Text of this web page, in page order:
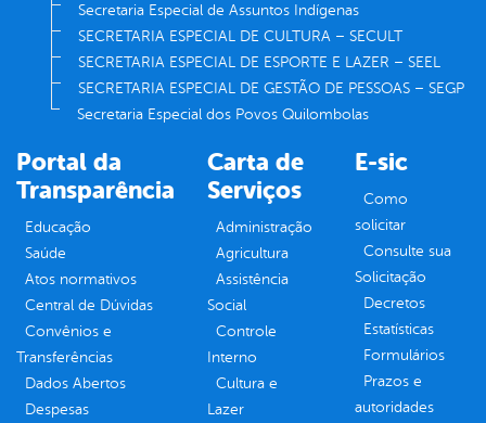
Secretaria Especial de Assuntos Indígenas
SECRETARIA ESPECIAL DE CULTURA – SECULT
SECRETARIA ESPECIAL DE ESPORTE E LAZER – SEEL
SECRETARIA ESPECIAL DE GESTÃO DE PESSOAS – SEGP
Secretaria Especial dos Povos Quilombolas
Portal da
Transparência
Educação
Saúde
Atos normativos
Central de Dúvidas
Convênios e
Transferências
Dados Abertos
Despesas
Carta de
Serviços
Administração
Agricultura
Assistência
Social
Controle
Interno
Cultura e
Lazer
E-sic
Como
solicitar
Consulte sua
Solicitação
Decretos
Estatísticas
Formulários
Prazos e
autoridades